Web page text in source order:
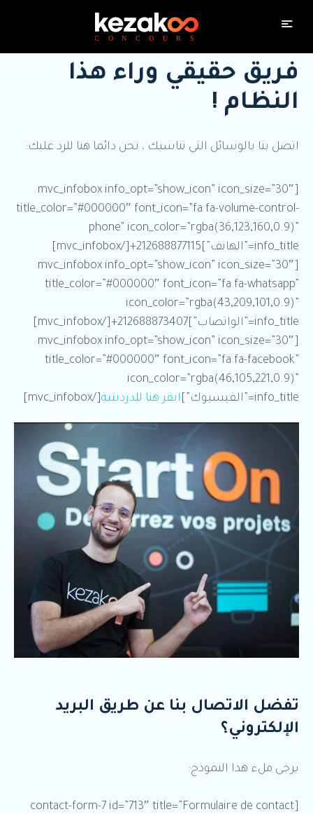
فريق حقيقي وراء هذا
النظام !
اتصل بنا بالوسائل التي تناسبك ، نحن دائما هنا للرد عليك:
[mvc_infobox info_opt=”show_icon” icon_size=”30″
title_color=”#000000″ font_icon=”fa fa-volume-control-
phone” icon_color=”rgba(36,123,160,0.9)”
info_title=”الهاتف”]212688877115+[/mvc_infobox]
[mvc_infobox info_opt=”show_icon” icon_size=”30″
title_color=”#000000″ font_icon=”fa fa-whatsapp”
icon_color=”rgba(43,209,101,0.9)”
info_title=”الواتصاب”]212688873407+[/mvc_infobox]
[mvc_infobox info_opt=”show_icon” icon_size=”30″
title_color=”#000000″ font_icon=”fa fa-facebook”
icon_color=”rgba(46,105,221,0.9)”
info_title=”الفيسبوك”]
انقر هنا للدردشة [/mvc_infobox]
تفضل الاتصال بنا عن طريق البريد
الإلكتروني؟
يرجى ملء هذا النموذج:
[contact-form-7 id=”713″ title=”Formulaire de contact